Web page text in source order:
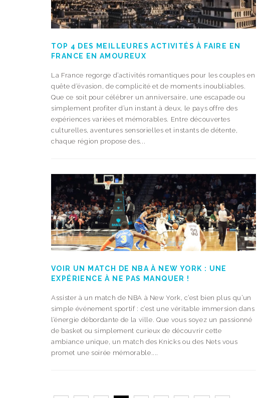
TOP 4 DES MEILLEURES ACTIVITÉS À FAIRE EN
FRANCE EN AMOUREUX
La France regorge d’activités romantiques pour les couples en
quête d’évasion, de complicité et de moments inoubliables.
Que ce soit pour célébrer un anniversaire, une escapade ou
simplement profiter d’un instant à deux, le pays offre des
expériences variées et mémorables. Entre découvertes
culturelles, aventures sensorielles et instants de détente,
chaque région propose des...
VOIR UN MATCH DE NBA À NEW YORK : UNE
EXPÉRIENCE À NE PAS MANQUER !
Assister à un match de NBA à New York, c’est bien plus qu’un
simple événement sportif : c’est une véritable immersion dans
l’énergie débordante de la ville. Que vous soyez un passionné
de basket ou simplement curieux de découvrir cette
ambiance unique, un match des Knicks ou des Nets vous
promet une soirée mémorable....